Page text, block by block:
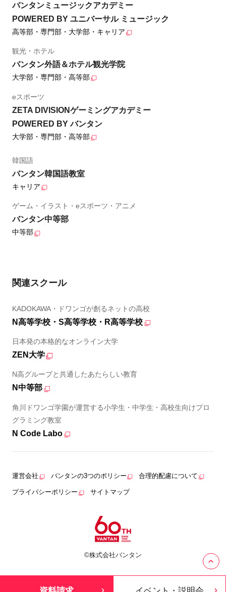
バンタンミュージックアカデミー
POWERED BY ユニバーサル ミュージック
高等部・専門部・大学部・キャリア
観光・ホテル
バンタン外語＆ホテル観光学院
大学部・専門部・高等部
eスポーツ
ZETA DIVISIONゲーミングアカデミー
POWERED BY バンタン
大学部・専門部・高等部
韓国語
バンタン韓国語教室
キャリア
ゲーム・イラスト・eスポーツ・アニメ
バンタン中等部
中等部
関連スクール
KADOKAWA・ドワンゴが創るネットの高校
N高等学校・S高等学校・R高等学校
日本発の本格的なオンライン大学
ZEN大学
N高グループと共通したあたらしい教育
N中等部
角川ドワンゴ学園が運営する小学生・中学生・高校生向けプロ
グラミング教室
N Code Labo
運営会社 バンタンの3つのポリシー 合理的配慮について
プライバシーポリシー サイトマップ
©株式会社バンタン